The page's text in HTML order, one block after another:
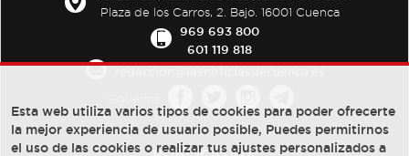
Plaza de los Carros, 2. Bajo. 16001 Cuenca
969 693 800
601 119 818
Esta web utiliza varios tipos de cookies para poder ofrecerte
la mejor experiencia de usuario posible, Puedes permitirnos
el uso de las cookies o realizar tus ajustes personalizados a